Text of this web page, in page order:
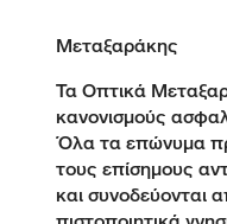
Μεταξαράκης
Τα Οπτικά
κανονισμούς
Όλα τα επώνυμα
τους επίσημους
και συνοδεύονται